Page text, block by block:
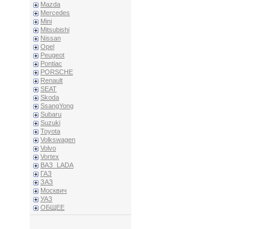
Mazda
Mercedes
Mini
Mitsubishi
Nissan
Opel
Peugeot
Pontiac
PORSCHE
Renault
SEAT
Skoda
SsangYong
Subaru
Suzuki
Toyota
Volkswagen
Volvo
Vortex
ВАЗ_LADA
ГАЗ
ЗАЗ
Москвич
УАЗ
ОБЩЕЕ